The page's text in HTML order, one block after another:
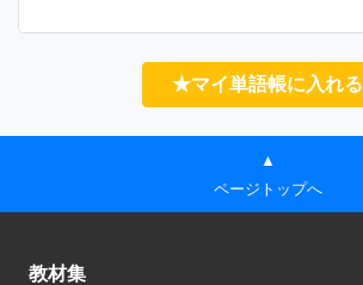
★マイ単語帳に入れる
▲
ページトップへ
教材集